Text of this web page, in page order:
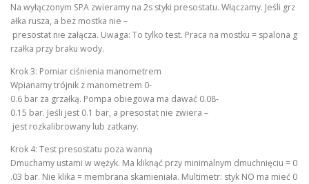
Na wyłączonym SPA zwieramy na 2s styki presostatu. Włączamy. Jeśli grz
ałka rusza, a bez mostka nie –
presostat nie załącza. Uwaga: To tylko test. Praca na mostku = spalona g
rzałka przy braku wody.
Krok 3: Pomiar ciśnienia manometrem
Wpianamy trójnik z manometrem 0-
0.6 bar za grzałką. Pompa obiegowa ma dawać 0.08-
0.15 bar. Jeśli jest 0.1 bar, a presostat nie zwiera –
jest rozkalibrowany lub zatkany.
Krok 4: Test presostatu poza wanną
Dmuchamy ustami w wężyk. Ma kliknąć przy minimalnym dmuchnięciu = 0
.03 bar. Nie klika = membrana skamieniała. Multimetr: styk NO ma mieć 0